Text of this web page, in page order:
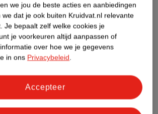
Score
Dit product heeft (nog) geen Nature
Impact Score.
Meer informatie
we jou de beste acties en aanbiedingen
dat je ook buiten Kruidvat.nl relevante
Je bepaalt zelf welke cookies je
je voorkeuren altijd aanpassen of
over hoe we je gegevens
in ons Privacybeleid.
Accepteer